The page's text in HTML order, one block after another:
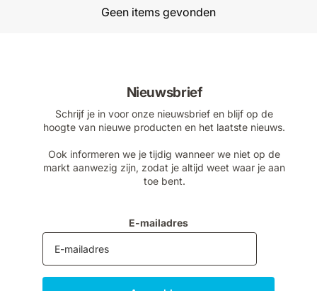
Geen items gevonden
Nieuwsbrief
Schrijf je in voor onze nieuwsbrief en blijf op de
hoogte van nieuwe producten en het laatste nieuws.
Ook informeren we je tijdig wanneer we niet op de
markt aanwezig zijn, zodat je altijd weet waar je aan
toe bent.
E-mailadres